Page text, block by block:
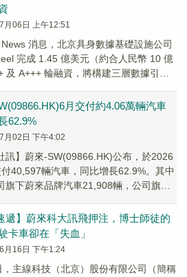
月06日 上午12:51
消息，北京具身數據基礎設施公司
完成 1.45 億美元（約合人民幣 10 億
及 A+++ 輪融資，將構建三層數據引擎
月交付約4.06萬輛汽車
62.9%
月02日 下午4:02
訊】蔚來-SW(09866.HK)公布，於2026
40,597輛汽車，同比增長62.9%。其中
旗下蔚來品牌汽車21,908輛，公司旗下
遞】蔚來科大訊飛押注，博士師徒的
卡車卻在「失血」
月16日 下午1:24
主線科技（北京）股份有限公司（簡稱